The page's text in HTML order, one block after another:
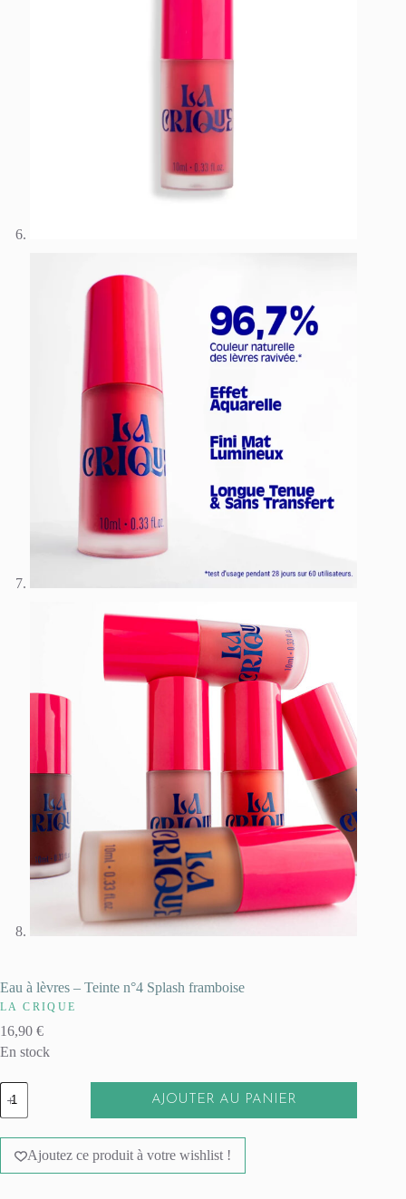
Eau à lèvres – Teinte n°4 Splash framboise
LA CRIQUE
16,90 €
En stock
quantité
de
Eau
à
lèvres
AJOUTER AU PANIER
l
e
Ajoutez ce produit à votre wishlist !